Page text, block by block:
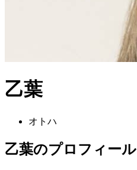
乙葉
オトハ
乙葉のプロフィール